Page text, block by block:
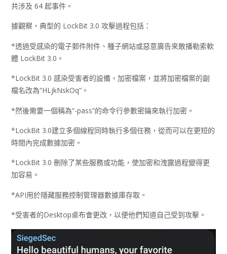
共涉及 64 起事件。
據觀察，典型的 LockBit 3.0 攻擊過程包括：
*透過受感染的電子郵件附件、種子網站或惡意廣告來散播勒索軟
體 LockBit 3.0。
*LockBit 3.0 感染受害者的設備，加密檔案，並將加密檔案的副
檔名改為“HLjkNskOq”。
*然後需要一個稱為“-pass”的命令行參數密鑰來執行加密。
*LockBit 3.0建立多個線程同時執行多個任務，從而可以在更短的
時間內完成數據加密。
*LockBit 3.0 刪除了某些服務或功能，使加密和洩露過程變得更
加容易。
*API用於隱藏服務控制管理器數據庫存取。
*受害者的Desktop桌布會更改，以便他們知道自己受到攻擊。